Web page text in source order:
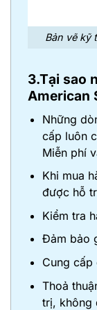
Bản vẽ kỹ
3.Tại sao
American
Những
cấp luôn
Miễn phí
Khi mua
được hỗ
Kiểm tra
Đảm bảo
Cung
Thoả
trị, không